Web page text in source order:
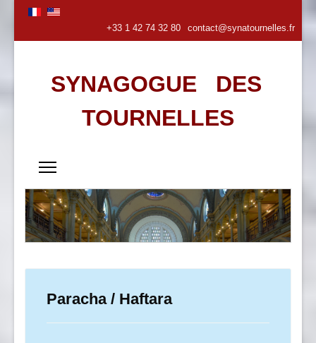
+33 1 42 74 32 80 contact@synatournelles.fr
SYNAGOGUE DES
TOURNELLES
Paracha / Haftara